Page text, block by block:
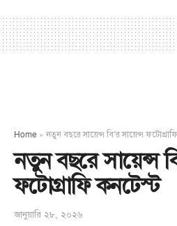
Home » নতুন বছরে সায়েন্স বি’র সায়েন্স
নতুন বছরে সায়েন্স
ফটোগ্রাফি কনটেস্ট
জানুয়ারি ২৮, ২০২৬